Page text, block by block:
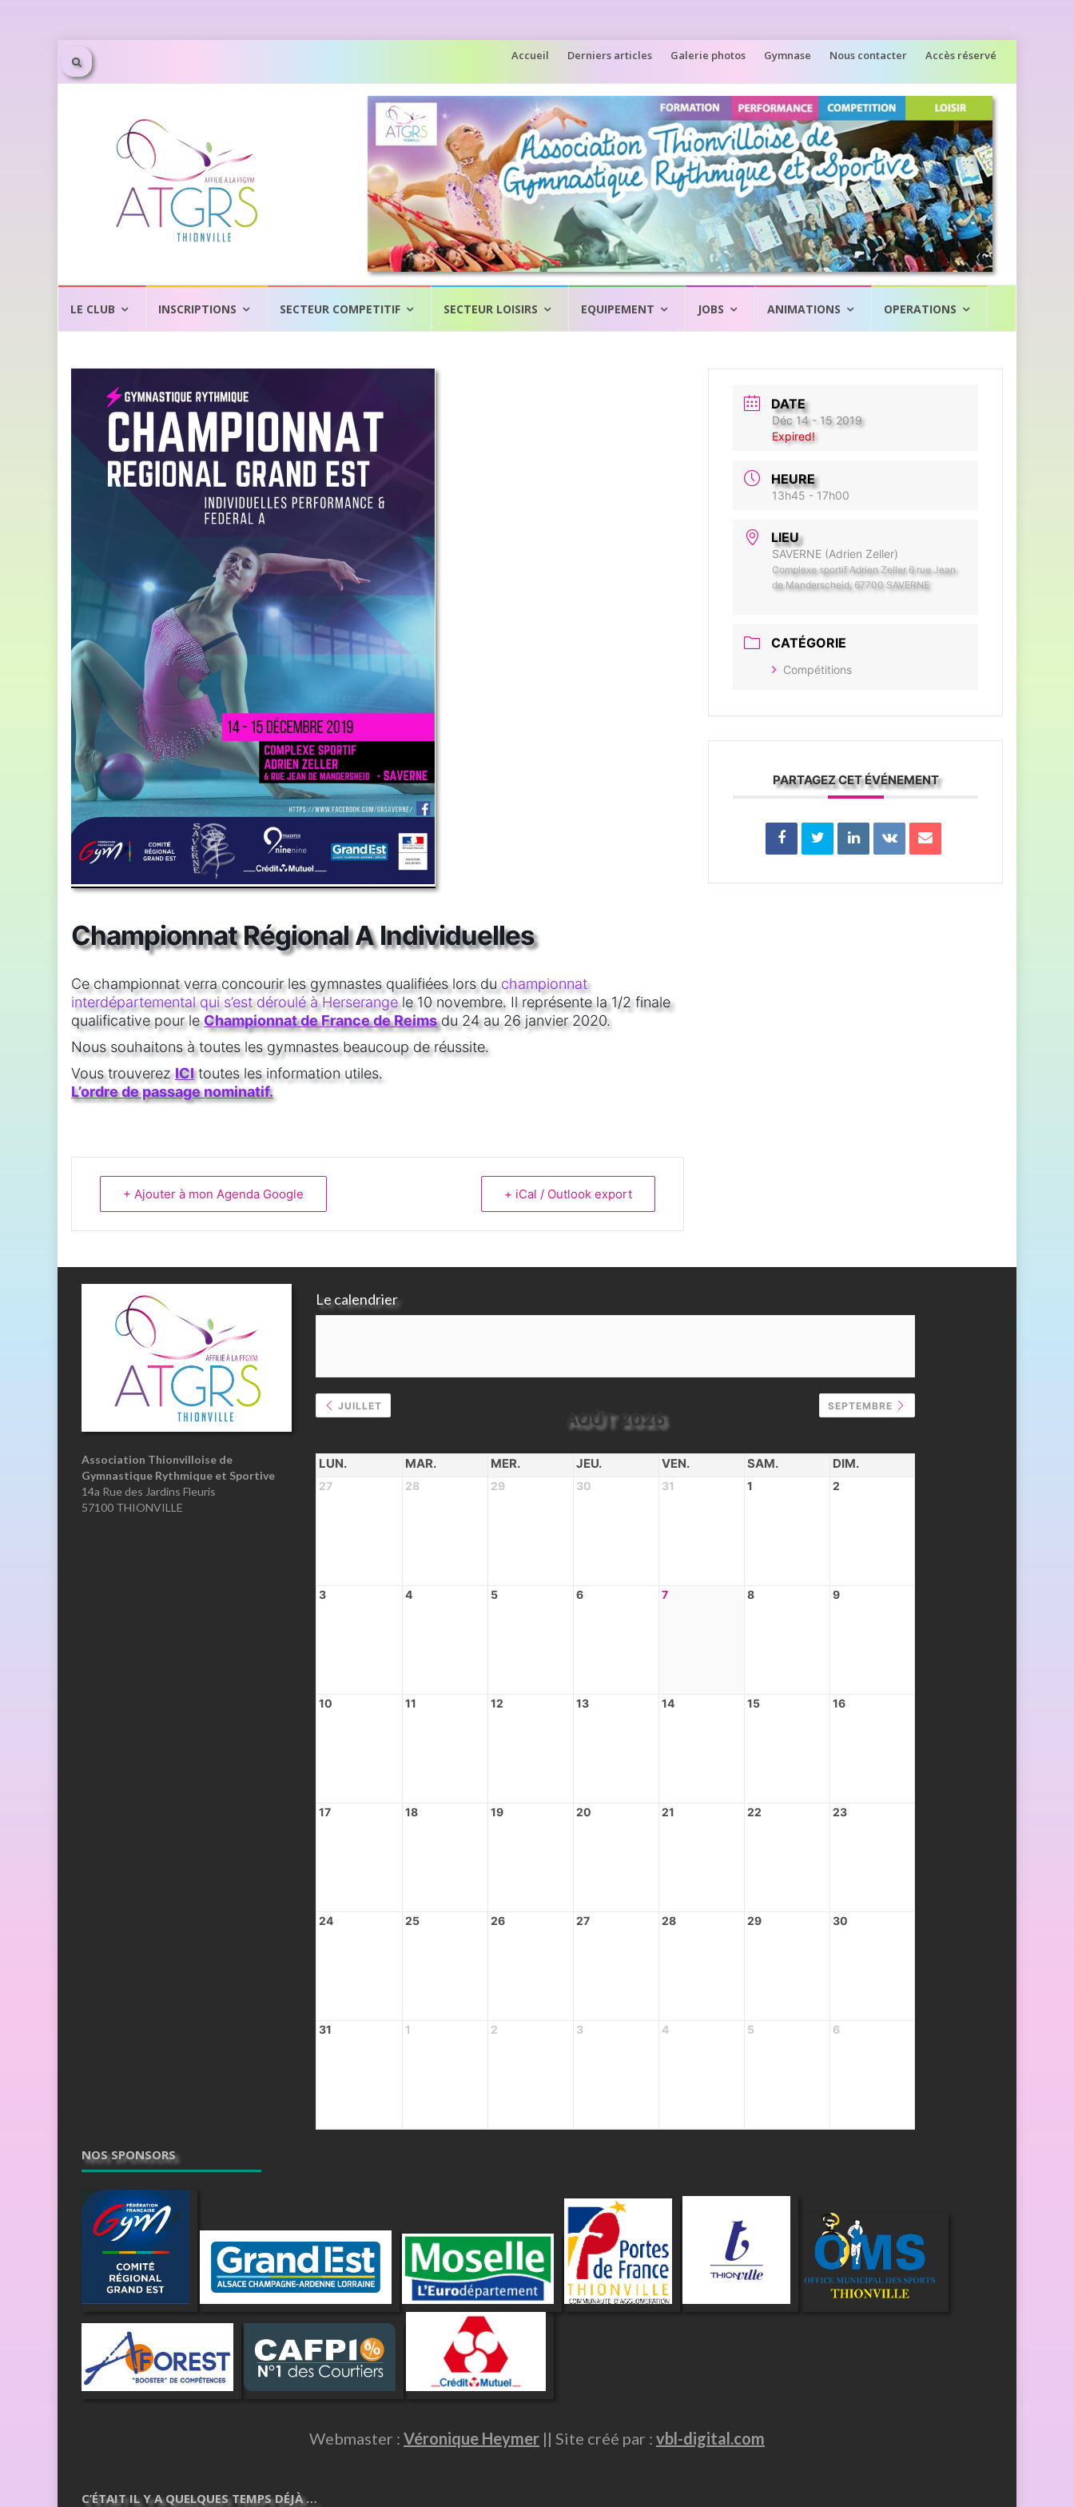
Aller
au
contenu
Accueil Derniers articles Galerie photos Gymnase Nous contacter Accès réservé
LE CLUB INSCRIPTIONS SECTEUR COMPETITIF SECTEUR LOISIRS EQUIPEMENT JOBS ANIMATIONS OPERATIONS
Championnat Régional A Individuelles
Ce championnat verra concourir les gymnastes qualifiées lors duchampionnat
interdépartemental qui s’est déroulé à Herserangele 10 novembre. Il représente la 1/2 finale
qualificative pour leChampionnat de France de Reimsdu 24 au 26 janvier 2020.
Nous souhaitons à toutes les gymnastes beaucoup de réussite.
Vous trouverezICItoutes les information utiles.
L’ordre de passage nominatif.
+ Ajouter à mon Agenda Google + iCal / Outlook export
DATE
Déc 14 - 15 2019
Expired!
HEURE
13h45 - 17h00
LIEU
SAVERNE (Adrien Zeller)
Complexe sportif Adrien Zeller 6 rue Jean
de Manderscheid, 67700 SAVERNE
CATÉGORIE
Compétitions
PARTAGEZ CET ÉVÉNEMENT
Association Thionvilloise de
Gymnastique Rythmique et Sportive
14a Rue des Jardins Fleuris
57100 THIONVILLE
Le calendrier
JUILLET
AOÛT 2026
SEPTEMBRE
LUN. MAR. MER. JEU. VEN. SAM. DIM.
27 28 29 30 31 1 2
3 4 5 6 7 8 9
10 11 12 13 14 15 16
17 18 19 20 21 22 23
24 25 26 27 28 29 30
31 1 2 3 4 5 6
NOS SPONSORS
Webmaster : Véronique Heymer || Site créé par : vbl-digital.com
C’ÉTAIT IL Y A QUELQUES TEMPS DÉJÀ …